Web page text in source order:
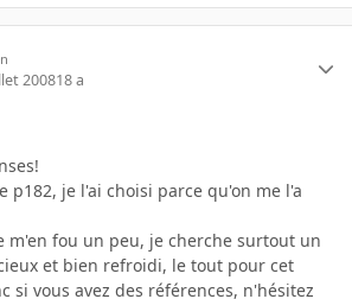
200818 a
p182, je l'ai choisi parce qu'on me l'a
m'en fou un peu, je cherche surtout un
et bien refroidi, le tout pour cet
si vous avez des références, n'hésitez